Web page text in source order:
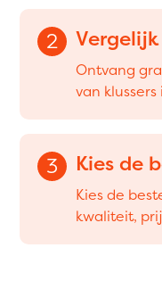
2
Ontvang
van
3 Kies de
Kies de
kwaliteit,